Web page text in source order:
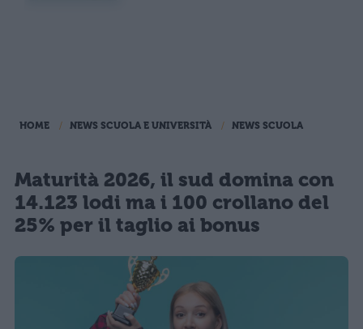
HOME NEWS SCUOLA E UNIVERSITÀ NEWS SCUOLA
Maturità 2026, il sud domina con
14.123 lodi ma i 100 crollano del
25% per il taglio ai bonus